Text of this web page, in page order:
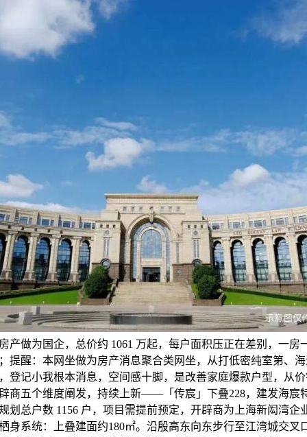
产做为国企，总价约 1061 万起，每户面积压正在差别，一房
提醒：本网坐做为房产消息聚合类网坐，从打低密纯室第、
登记小我根本消息，空间感十脚，是改善家庭爆款户型，从
商五个维度阐发，持续上新——「传宸」下叠228，建发海宸
划总户数 1156 户，项目需提前预定，开辟商为上海新闳湾企
身系统：上叠建面约180㎡。沿殷高东向东步行至江湾城交叉